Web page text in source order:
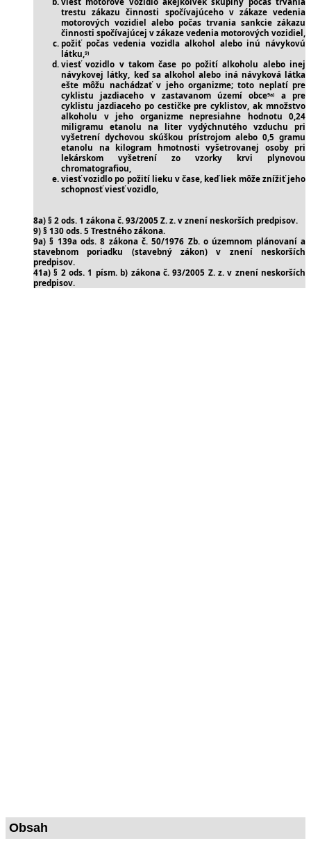
trestu zákazu činnosti spočívajúceho v zákaze vedenia
motorových vozidiel alebo počas trvania sankcie zákazu
činnosti spočívajúcej v zákaze vedenia motorových vozidiel,
požiť počas vedenia vozidla alkohol alebo inú návykovú
látku,9)
viesť vozidlo v takom čase po požití alkoholu alebo inej
návykovej látky, keď sa alkohol alebo iná návyková látka
ešte môžu nachádzať v jeho organizme; toto neplatí pre
cyklistu jazdiaceho v zastavanom území obce9a)
a pre
cyklistu jazdiaceho po cestičke pre cyklistov, ak množstvo
alkoholu v jeho organizme nepresiahne hodnotu 0,24
miligramu etanolu na liter vydýchnutého vzduchu pri
vyšetrení dychovou skúškou prístrojom alebo 0,5 gramu
etanolu na kilogram hmotnosti vyšetrovanej osoby pri
lekárskom vyšetrení zo vzorky krvi plynovou
chromatografiou,
viesť vozidlo po požití lieku v čase, keď liek môže znížiť jeho
schopnosť viesť vozidlo,
8a) § 2 ods. 1 zákona č. 93/2005 Z. z. v znení neskorších predpisov.
9) § 130 ods. 5 Trestného zákona.
9a) § 139a ods. 8 zákona č. 50/1976 Zb. o územnom plánovaní a
stavebnom poriadku (stavebný zákon) v znení neskorších
predpisov.
41a) § 2 ods. 1 písm. b) zákona č. 93/2005 Z. z. v znení neskorších
predpisov.
Obsah